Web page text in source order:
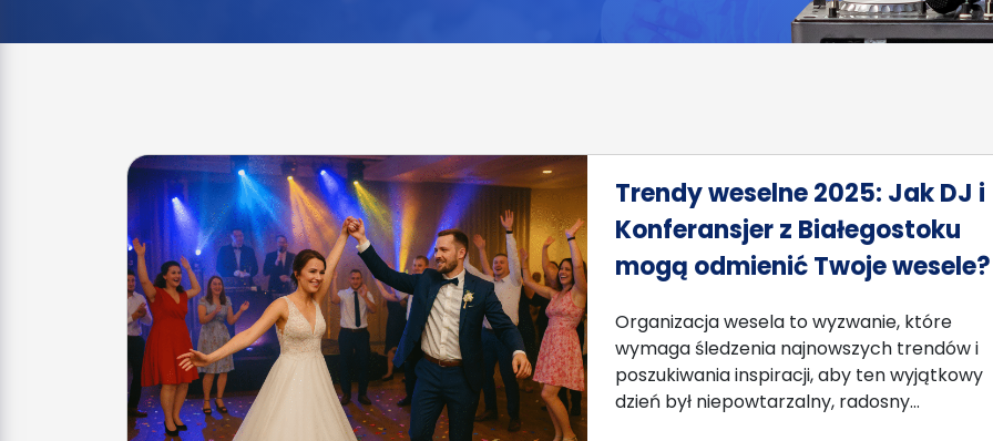
Trendy weselne 2025: Jak DJ i
Konferansjer z Białegostoku
mogą odmienić Twoje wesele?
Organizacja wesela to wyzwanie, które
wymaga śledzenia najnowszych trendów i
poszukiwania inspiracji, aby ten wyjątkowy
dzień był niepowtarzalny, radosny…